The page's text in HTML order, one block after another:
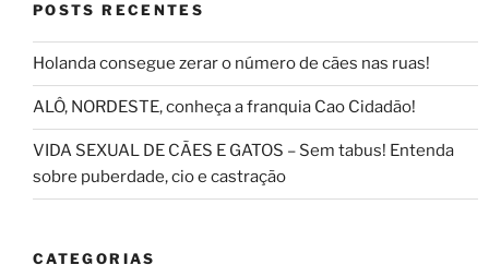
POSTS RECENTES
Holanda consegue zerar o número de cães nas ruas!
ALÔ, NORDESTE, conheça a franquia Cao Cidadão!
VIDA SEXUAL DE CÃES E GATOS – Sem tabus! Entenda
sobre puberdade, cio e castração
CATEGORIAS